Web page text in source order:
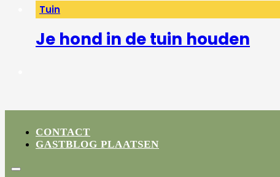
Tuin
Je hond in de tuin houden
CONTACT
GASTBLOG PLAATSEN